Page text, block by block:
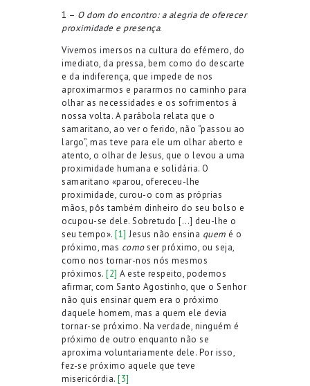
1 – O dom do encontro: a alegria de oferecer
proximidade e presença.
Vivemos imersos na cultura do efémero, do
imediato, da pressa, bem como do descarte
e da indiferença, que impede de nos
aproximarmos e pararmos no caminho para
olhar as necessidades e os sofrimentos à
nossa volta. A parábola relata que o
samaritano, ao ver o ferido, não “passou ao
largo”, mas teve para ele um olhar aberto e
atento, o olhar de Jesus, que o levou a uma
proximidade humana e solidária. O
samaritano «parou, ofereceu-lhe
proximidade, curou-o com as próprias
mãos, pôs também dinheiro do seu bolso e
ocupou-se dele. Sobretudo […] deu-lhe o
seu tempo». [1] Jesus não ensina quem é o
próximo, mas comoser próximo, ou seja,
como nos tornar-nos nós mesmos
próximos. [2] A este respeito, podemos
afirmar, com Santo Agostinho, que o Senhor
não quis ensinar quem era o próximo
daquele homem, mas a quem ele devia
tornar-se próximo. Na verdade, ninguém é
próximo de outro enquanto não se
aproxima voluntariamente dele. Por isso,
fez-se próximo aquele que teve
misericórdia. [3]